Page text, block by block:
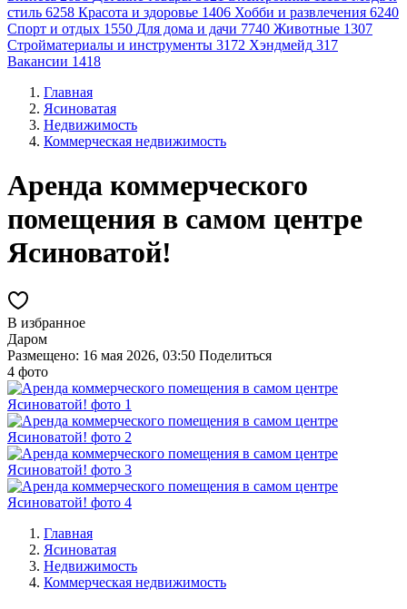
стиль 6258 Красота и здоровье 1406 Хобби и развлечения 6240
Спорт и отдых 1550 Для дома и дачи 7740 Животные 1307
Стройматериалы и инструменты 3172 Хэндмейд 317
Вакансии 1418
Главная
Ясиноватая
Недвижимость
Коммерческая недвижимость
Аренда коммерческого
помещения в самом центре
Ясиноватой!
В избранное
Даром
Размещено: 16 мая 2026, 03:50 Поделиться
4 фото
Главная
Ясиноватая
Недвижимость
Коммерческая недвижимость